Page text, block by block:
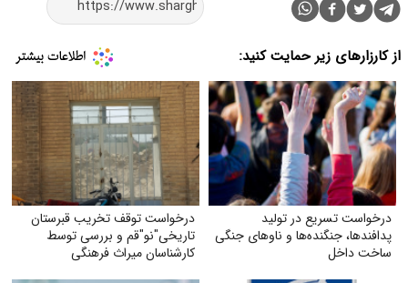
از کارزارهای زیر حمایت کنید:
درخواست تسریع در تولید
پدافندها، جنگنده‌ها و ناوهای جنگی
ساخت داخل
درخواست توقف تخریب قبرستان
تاریخی"نو"قم و بررسی توسط
کارشناسان میراث فرهنگی